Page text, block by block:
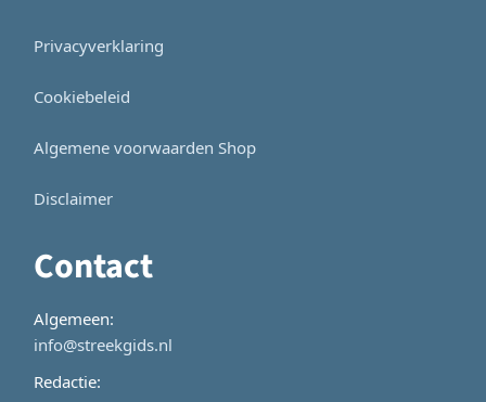
Privacyverklaring
Cookiebeleid
Algemene voorwaarden Shop
Disclaimer
Contact
Algemeen:
info@streekgids.nl
Redactie: